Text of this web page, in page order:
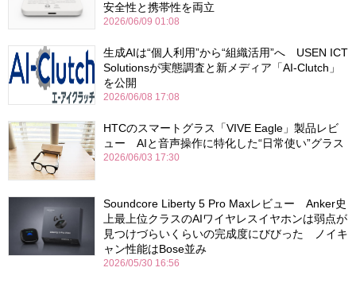
安全性と携帯性を両立
2026/06/09 01:08
生成AIは“個人利用”から“組織活用”へ USEN ICT
Solutionsが実態調査と新メディア「AI-Clutch」
を公開
2026/06/08 17:08
HTCのスマートグラス「VIVE Eagle」製品レビ
ュー AIと音声操作に特化した“日常使い”グラス
2026/06/03 17:30
Soundcore Liberty 5 Pro Maxレビュー Anker史
上最上位クラスのAIワイヤレスイヤホンは弱点が
見つけづらいくらいの完成度にびびった ノイキ
ャン性能はBose並み
2026/05/30 16:56